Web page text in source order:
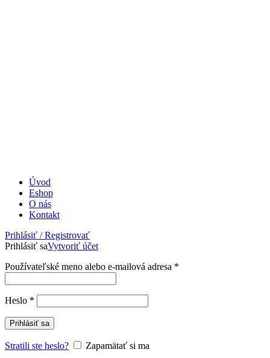
Úvod
Eshop
O nás
Kontakt
Prihlásiť / Registrovať
Prihlásiť saVytvoriť účet
Používateľské meno alebo e-mailová adresa *
Heslo *
Prihlásiť sa
Stratili ste heslo?
Zapamätať si ma